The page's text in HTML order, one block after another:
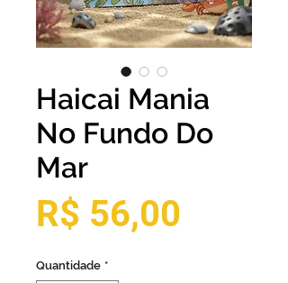
Haicai Mania
No Fundo Do
Mar
R$ 56,00
Quantidade *